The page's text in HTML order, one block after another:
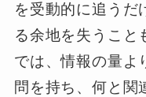
を受動的に追うだ
る余地を失うこと
では、情報の量よ
問を持ち、何と関